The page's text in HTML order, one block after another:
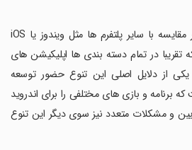
تنوع برنامه های اندرویدی در مقایسه با سایر پلتفرم ها مثل ویندوز یا iOS
در تمام دسته بندی ها اپلیکیشن های
یکی از دلایل اصلی این تنوع حضور توسعه
و بازی های مختلفی را برای اندروید
و مشکلات متعدد نیز سوی دیگر این تنوع